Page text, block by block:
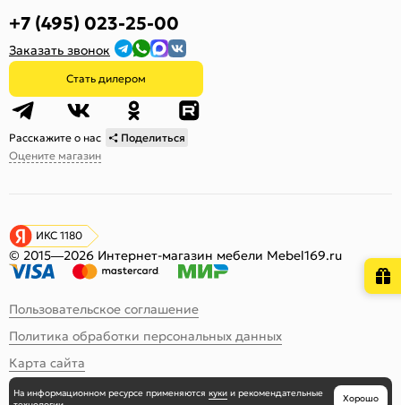
+7 (495) 023-25-00
Заказать звонок
Стать дилером
Расскажите о нас
Поделиться
Оцените магазин
ИКС 1180
© 2015—2026 Интернет-магазин мебели Mebel169.ru
Пользовательское соглашение
Политика обработки персональных данных
Карта сайта
На информационном ресурсе применяются куки и рекомендательные
Хорошо